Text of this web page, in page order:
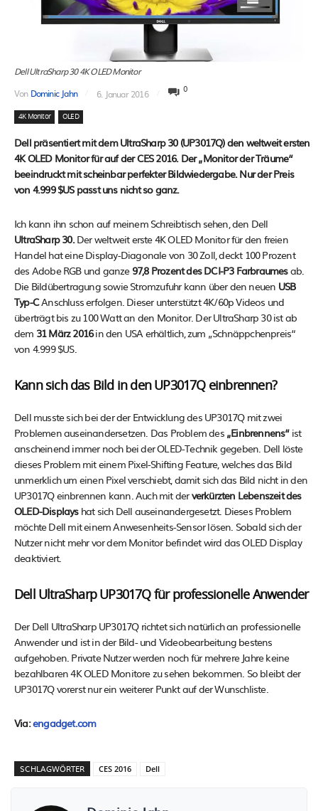
Dell UltraSharp 30 4K OLED Monitor
Von Dominic Jahn 6. Januar 2016 0
4K Monitor OLED
Dell präsentiert mit dem UltraSharp 30 (UP3017Q) den weltweit ersten
4K OLED Monitor für auf der CES 2016. Der „Monitor der Träume“
beeindruckt mit scheinbar perfekter Bildwiedergabe. Nur der Preis
von 4.999 $US passt uns nicht so ganz.
Ich kann ihn schon auf meinem Schreibtisch sehen, den Dell
UltraSharp 30.Der weltweit erste 4K OLED Monitor für den freien
Handel hat eine Display-Diagonale von 30 Zoll, deckt 100 Prozent
des Adobe RGB und ganze 97,8 Prozent des DCI-P3 Farbraumesab.
Die Bildübertragung sowie Stromzufuhr kann über den neuen USB
Typ-CAnschluss erfolgen. Dieser unterstützt 4K/60p Videos und
überträgt bis zu 100 Watt an den Monitor. Der UltraSharp 30 ist ab
dem 31 März 2016in den USA erhältlich, zum „Schnäppchenpreis“
von 4.999 $US.
Kann sich das Bild in den UP3017Q einbrennen?
Dell musste sich bei der der Entwicklung des UP3017Q mit zwei
Problemen auseinandersetzen. Das Problem des „Einbrennens“ist
anscheinend immer noch bei der OLED-Technik gegeben. Dell löste
dieses Problem mit einem Pixel-Shifting Feature, welches das Bild
unmerklich um einen Pixel verschiebt, damit sich das Bild nicht in den
UP3017Q einbrennen kann. Auch mit derverkürzten Lebenszeit des
OLED-Displayshat sich Dell auseinandergesetzt. Dieses Problem
möchte Dell mit einem Anwesenheits-Sensor lösen. Sobald sich der
Nutzer nicht mehr vor dem Monitor befindet wird das OLED Display
deaktiviert.
Dell UltraSharp UP3017Q für professionelle Anwender
Der Dell UltraSharp UP3017Q richtet sich natürlich an professionelle
Anwender und ist in der Bild- und Videobearbeitung bestens
aufgehoben. Private Nutzer werden noch für mehrere Jahre keine
bezahlbaren 4K OLED Monitore zu sehen bekommen. So bleibt der
UP3017Q vorerst nur ein weiterer Punkt auf der Wunschliste.
Via:engadget.com
SCHLAGWÖRTER CES 2016 Dell